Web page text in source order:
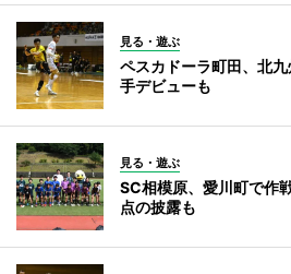
見る・遊ぶ
ペスカドーラ町田、北
手デビューも
見る・遊ぶ
SC相模原、愛川町で作
点の披露も